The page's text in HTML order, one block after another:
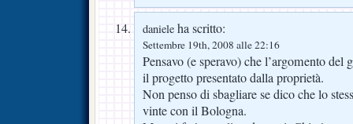
daniele ha scritto:
Settembre 19th, 2008 alle 22:16
Pensavo (e speravo) che l’argomento del
il progetto presentato dalla proprietà.
Non penso di sbagliare se dico che lo
vinte con il Bologna.